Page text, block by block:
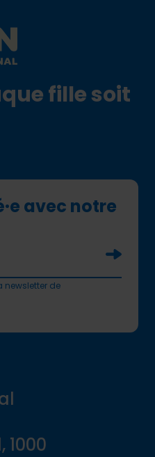
fille soit
avec notre
newsletter de
1000